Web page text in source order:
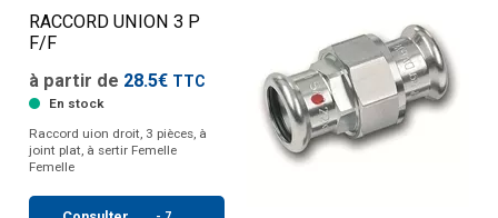
RACCORD UNION 3 P
F/F
à partir de 28.5€ TTC
En stock
Raccord uion droit, 3 pièces, à
joint plat, à sertir Femelle
Femelle